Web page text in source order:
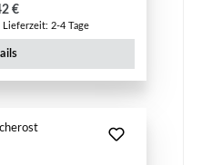
Preis:
€
2-4 Tage